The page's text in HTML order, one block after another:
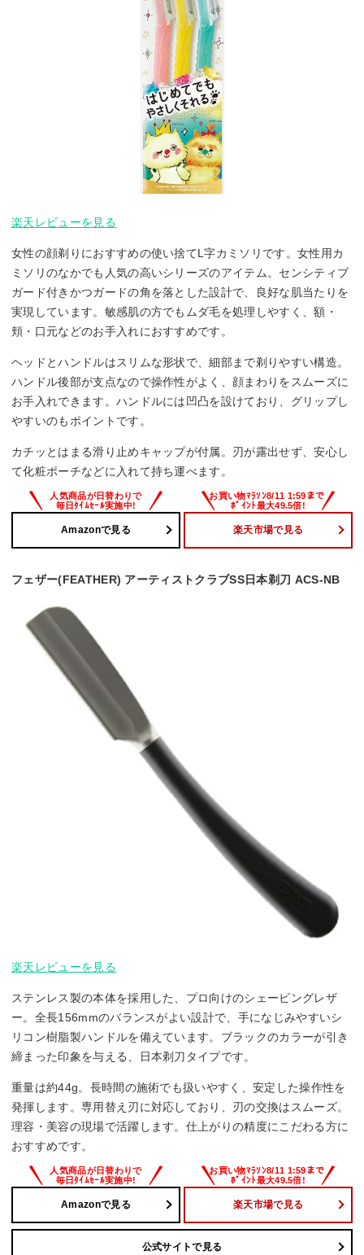
楽天レビューを見る
女性の顔剃りにおすすめの使い捨てL字カミソリです。女性用カ
ミソリのなかでも人気の高いシリーズのアイテム。センシティブ
ガード付きかつガードの角を落とした設計で、良好な肌当たりを
実現しています。敏感肌の方でもムダ毛を処理しやすく、額・
頬・口元などのお手入れにおすすめです。
ヘッドとハンドルはスリムな形状で、細部まで剃りやすい構造。
ハンドル後部が支点なので操作性がよく、顔まわりをスムーズに
お手入れできます。ハンドルには凹凸を設けており、グリップし
やすいのもポイントです。
カチッとはまる滑り止めキャップが付属。刃が露出せず、安心し
て化粧ポーチなどに入れて持ち運べます。
Amazonで見る 楽天市場で見る
フェザー(FEATHER) アーティストクラブSS日本剃刀 ACS-NB
楽天レビューを見る
ステンレス製の本体を採用した、プロ向けのシェービングレザ
ー。全長156mmのバランスがよい設計で、手になじみやすいシ
リコン樹脂製ハンドルを備えています。ブラックのカラーが引き
締まった印象を与える、日本剃刀タイプです。
重量は約44g。長時間の施術でも扱いやすく、安定した操作性を
発揮します。専用替え刃に対応しており、刃の交換はスムーズ。
理容・美容の現場で活躍します。仕上がりの精度にこだわる方に
おすすめです。
Amazonで見る 楽天市場で見る
公式サイトで見る